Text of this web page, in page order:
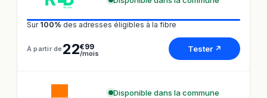
Sur 100% des adresses éligibles à la fibre
À partir de 22€99
/mois Tester ↗
Disponible dans la commune